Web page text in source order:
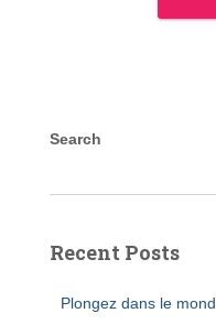
Search
Recent Posts
Plongez dans le